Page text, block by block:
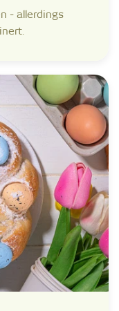
- allerdings